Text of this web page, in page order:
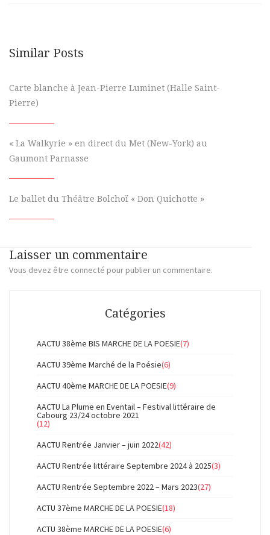
Similar Posts
Carte blanche à Jean-Pierre Luminet (Halle Saint-
Pierre)
« La Walkyrie » en direct du Met (New-York) au
Gaumont Parnasse
Le ballet du Théâtre Bolchoï « Don Quichotte »
Laisser un commentaire
Vous devez être connecté pour publier un commentaire.
Catégories
AACTU 38ème BIS MARCHE DE LA POESIE(7)
AACTU 39ème Marché de la Poésie(6)
AACTU 40ème MARCHE DE LA POESIE(9)
AACTU La Plume en Eventail – Festival littéraire de
Cabourg 23/24 octobre 2021
(12)
AACTU Rentrée Janvier – juin 2022(42)
AACTU Rentrée littéraire Septembre 2024 à 2025(3)
AACTU Rentrée Septembre 2022 – Mars 2023(27)
ACTU 37ème MARCHE DE LA POESIE(18)
ACTU 38ème MARCHE DE LA POESIE(6)